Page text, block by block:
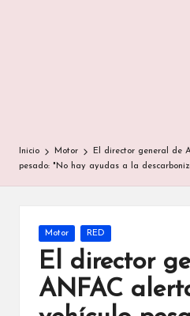
Inicio Motor
El director general de
pesado: "No hay ayudas a la
Publicada
en
Motor RED
El director
ANFAC